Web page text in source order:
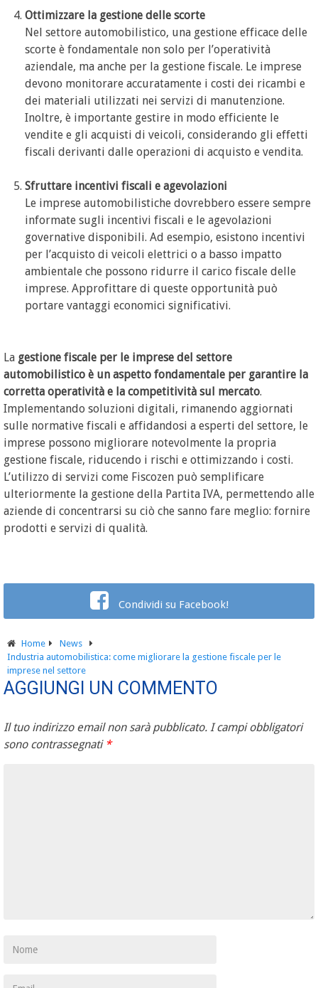
Ottimizzare la gestione delle scorte
Nel settore automobilistico, una gestione efficace delle
scorte è fondamentale non solo per l’operatività
aziendale, ma anche per la gestione fiscale. Le imprese
devono monitorare accuratamente i costi dei ricambi e
dei materiali utilizzati nei servizi di manutenzione.
Inoltre, è importante gestire in modo efficiente le
vendite e gli acquisti di veicoli, considerando gli effetti
fiscali derivanti dalle operazioni di acquisto e vendita.
Sfruttare incentivi fiscali e agevolazioni
Le imprese automobilistiche dovrebbero essere sempre
informate sugli incentivi fiscali e le agevolazioni
governative disponibili. Ad esempio, esistono incentivi
per l’acquisto di veicoli elettrici o a basso impatto
ambientale che possono ridurre il carico fiscale delle
imprese. Approfittare di queste opportunità può
portare vantaggi economici significativi.
La gestione fiscale per le imprese del settore
automobilistico è un aspetto fondamentale per garantire la
corretta operatività e la competitività sul mercato.
Implementando soluzioni digitali, rimanendo aggiornati
sulle normative fiscali e affidandosi a esperti del settore, le
imprese possono migliorare notevolmente la propria
gestione fiscale, riducendo i rischi e ottimizzando i costi.
L’utilizzo di servizi come Fiscozen può semplificare
ulteriormente la gestione della Partita IVA, permettendo alle
aziende di concentrarsi su ciò che sanno fare meglio: fornire
prodotti e servizi di qualità.
Condividi su Facebook!
Home
News
Industria automobilistica: come migliorare la gestione fiscale per le
imprese nel settore
AGGIUNGI UN COMMENTO
Il tuo indirizzo email non sarà pubblicato. I campi obbligatori
sono contrassegnati *